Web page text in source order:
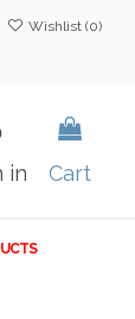
Wishlist (0)
in Cart